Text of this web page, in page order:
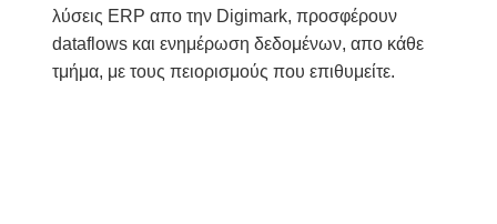
λύσεις ERP απο την Digimark, προσφέρουν
dataflows και ενημέρωση δεδομένων, απο κάθε
τμήμα, με τους πειορισμούς που επιθυμείτε.